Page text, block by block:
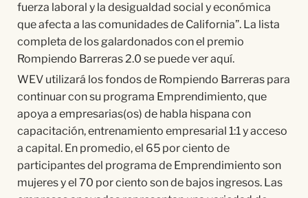
fuerza laboral y la desigualdad social y económica
que afecta a las comunidades de California”. La lista
completa de los galardonados con el premio
Rompiendo Barreras 2.0 se puede ver aquí.
WEV utilizará los fondos de Rompiendo Barreras para
continuar con su programa Emprendimiento, que
apoya a empresarias(os) de habla hispana con
capacitación, entrenamiento empresarial 1:1 y acceso
a capital. En promedio, el 65 por ciento de
participantes del programa de Emprendimiento son
mujeres y el 70 por ciento son de bajos ingresos. Las